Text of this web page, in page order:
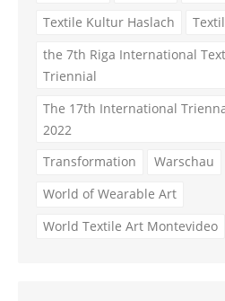
Textile Kultur Haslach
the 7th Riga International
Triennial
The 17th International
2022
Transformation
Warschau
World of Wearable Art
World Textile Art Montevideo